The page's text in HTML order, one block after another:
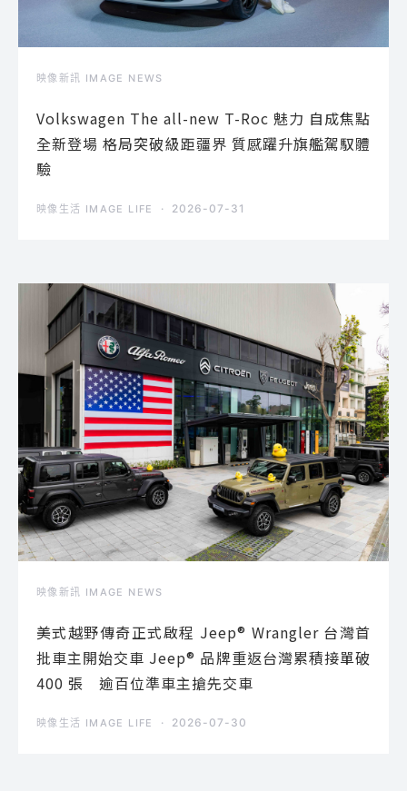
映像新訊 IMAGE NEWS
Volkswagen The all-new T-Roc 魅力 自成焦點
全新登場 格局突破級距疆界 質感躍升旗艦駕馭體
驗
映像生活 IMAGE LIFE 2026-07-31
映像新訊 IMAGE NEWS
美式越野傳奇正式啟程 Jeep® Wrangler 台灣首
批車主開始交車 Jeep® 品牌重返台灣累積接單破
400 張 逾百位準車主搶先交車
映像生活 IMAGE LIFE 2026-07-30